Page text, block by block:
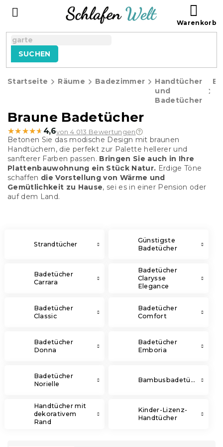
SUCHEN
Startseite Räume Badezimmer
Handtücher
und
Badetücher
Braune Badetücher
★★★★★
★★★★★ 4,6von 4 013 Bewertungen
Betonen Sie das modische Design mit braunen
Handtüchern, die perfekt zur Palette hellerer und
sanfterer Farben passen. Bringen Sie auch in Ihre
Plattenbauwohnung ein Stück Natur. Erdige Töne
schaffen die Vorstellung von Wärme und
Gemütlichkeit zu Hause, sei es in einer Pension oder
auf dem Land.
Strandtücher
Günstigste
Badetücher
Badetücher
Carrara
Badetücher
Clarysse
Elegance
Badetücher
Classic
Badetücher
Comfort
Badetücher
Donna
Badetücher
Emboria
Badetücher
Norielle
Bambusbadetücher
Handtücher mit
dekorativem
Rand
Kinder-Lizenz-
Handtücher